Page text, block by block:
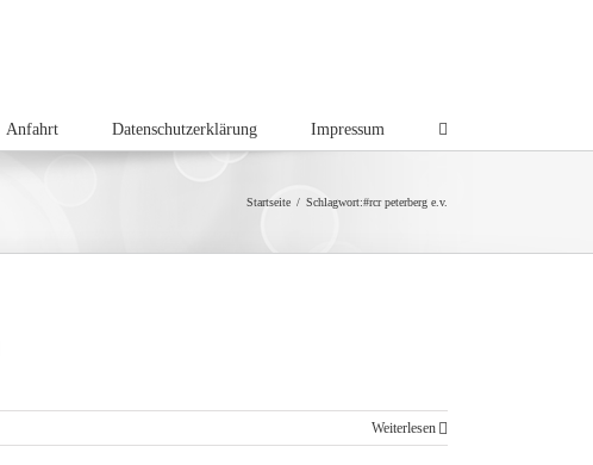
Anfahrt Datenschutzerklärung Impressum
Startseite / Schlagwort:#rcr peterberg e.v.
Weiterlesen